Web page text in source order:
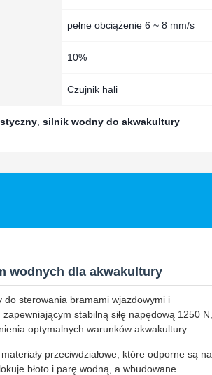
pełne obciążenie 6 ~ 8 mm/s
10%
Czujnik hali
silnik wodny do akwakultury
wodnych dla akwakultury
do sterowania bramami wjazdowymi i
stabilną siłę napędową 1250 N,
optymalnych warunków akwakultury.
przeciwdziałowe, które odporne są na
błoto i parę wodną, a wbudowane